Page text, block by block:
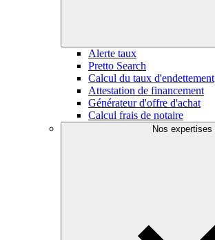
Alerte taux
Pretto Search
Calcul du taux d'endettement
Attestation de financement
Générateur d'offre d'achat
Calcul frais de notaire
Nos expertises